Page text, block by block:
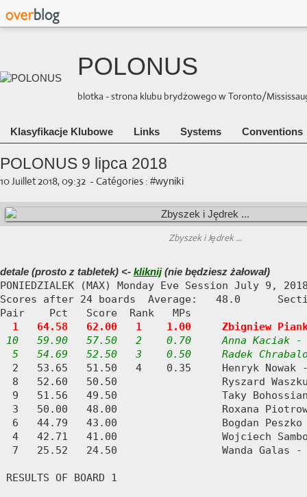
POLONUS
blotka - strona klubu brydżowego w Toronto/
Klasyfikacje Klubowe Links Systems Conventions
POLONUS 9 lipca 2018
10 Juillet 2018, 09:32 - Catégories : #wyniki
Zbyszek i Jędrek ...
detale (prosto z tabletek) <- kliknij(nie będziesz żałował)
PONIEDZIALEK (MAX) Monday Eve Session July 9,
Scores after 24 boards  Average:   48.0
Pair    Pct   Score  Rank   MPs
1   64.58   62.00   1    1.00     Zbigniew
10   59.90   57.50   2    0.70     Anna Kaciak -
5   54.69   52.50   3    0.50     Radek